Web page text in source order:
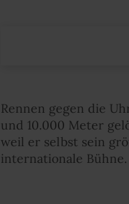
Rennen gegen die
und 10.000 Meter
weil er selbst sein
internationale Bühne.